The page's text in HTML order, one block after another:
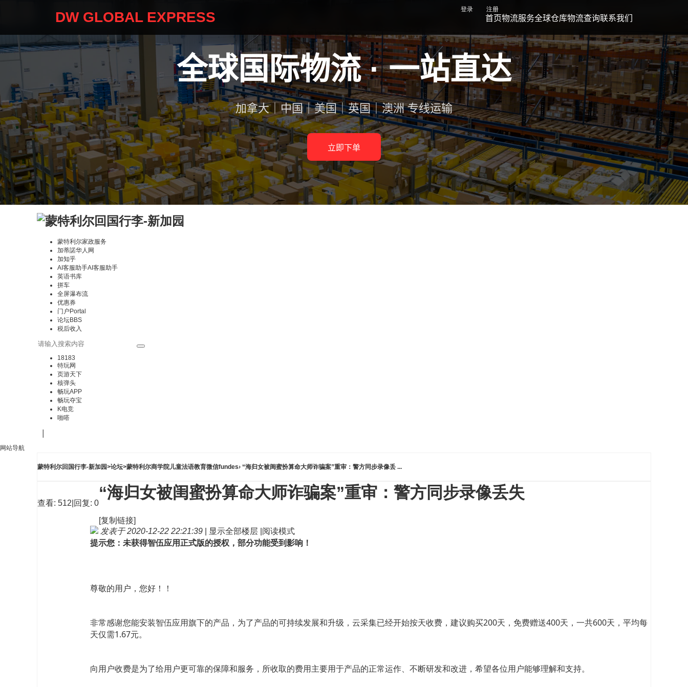
蒙特利尔家政服务
加蒂諾华人网
加知乎
AI客服助手AI客服助手
英语书库
拼车
全屏瀑布流
优惠券
门户 Portal
论坛BBS
税后收入
18183
特玩网
页游天下
核弹头
畅玩APP
畅玩夺宝
K电竞
啪嗒
登录 注册
网站导航
蒙特利尔回国行李-新加园>论坛>蒙特利尔商学院儿童法语教育微信fundes› “海归女被闺蜜扮算命大师诈骗案”重审：警方同步录像丢 ...
查看: 512 回复: 0
“海归女被闺蜜扮算命大师诈骗案”重审：警方同步录像丢失
[复制链接]
发表于 2020-12-22 22:21:39 显示全部楼层 阅读模式
提示您：未获得智伍应用正式版的授权，部分功能受到影响！
尊敬的用户，您好！！
非常感谢您能安装智伍应用旗下的产品，为了产品的可持续发展和升级，云采集已经开始按天收费，建议购买200天，免费赠送400天，一共600天，平均每
天仅需1.67元。
向用户收费是为了给用户更可靠的保障和服务，所收取的费用主要用于产品的正常运作、不断研发和改进，希望各位用户能够理解和支持。